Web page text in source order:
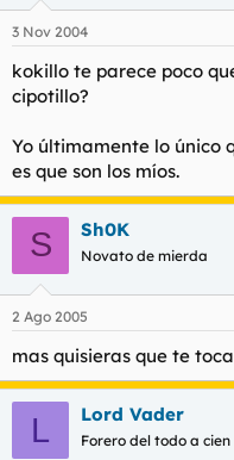
3 Nov 2004
kokillo te parece poco
cipotillo?
Yo últimamente lo único
es que son los míos.
S Sh0K
Novato de mierda
2 Ago 2005
mas quisieras que te
L Lord Vader
Forero del todo a cien